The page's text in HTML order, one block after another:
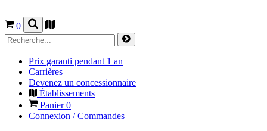
0
Prix garanti pendant 1 an
Carrières
Devenez un concessionnaire
Établissements
Panier0
Connexion / Commandes